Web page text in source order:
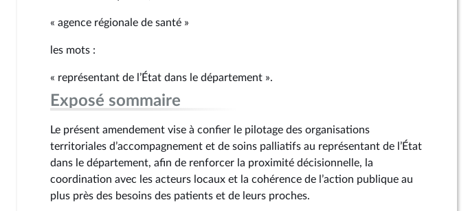
6 février 2026
« agence régionale de santé »
les mots :
« représentant de l’État dans le département ».
Exposé sommaire
Le présent amendement vise à confier le pilotage des organisations
territoriales d’accompagnement et de soins palliatifs au représentant de l’État
dans le département, afin de renforcer la proximité décisionnelle, la
coordination avec les acteurs locaux et la cohérence de l’action publique au
plus près des besoins des patients et de leurs proches.